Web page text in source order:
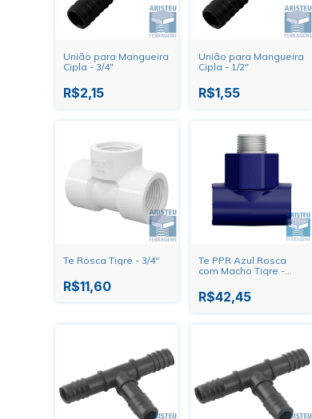
União para Mangueira
Cipla - 3/4"
R$2,15
União para Mangueira
Cipla - 1/2"
R$1,55
Te Rosca Tigre - 3/4"
R$11,60
Te PPR Azul Rosca
com Macho Tigre -
R$42,45